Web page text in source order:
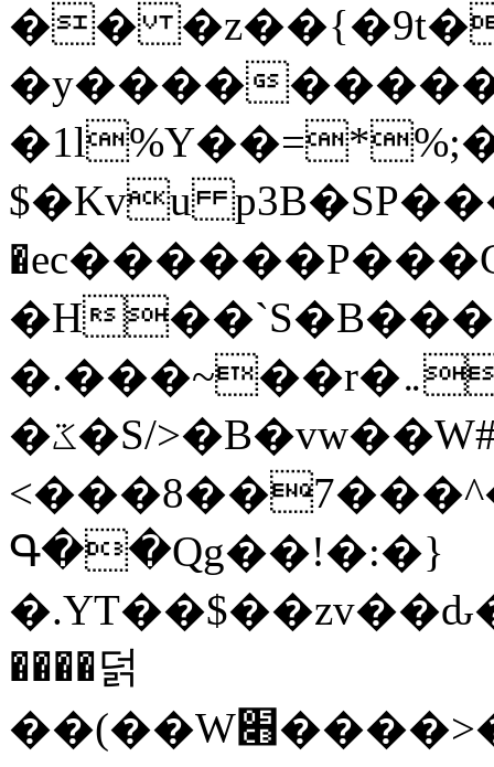
��
�y����
$�Kvu
�H
�.���~��r�޼�}�܅�mؕWu���K}
�ػ�S/>�B�vw��W#�I��*]\W��)Ħ�1��fC}
Գ��Qg��!�:�}
����덝
��(��W׋����>��O>�d�%Y�@�@ڻ<�z{rc&׻��z�����AeK�^�����������˩t��=x~